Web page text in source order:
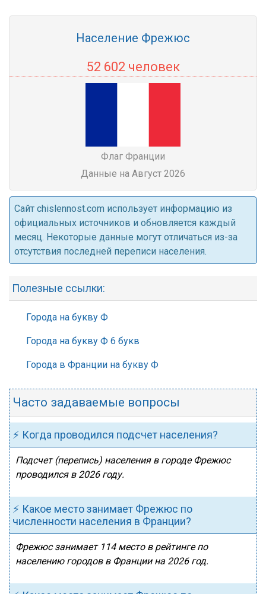
Население Фрежюс
52 602 человек
Флаг Франции
Данные на Август 2026
Cайт chislennost.com использует информацию из
официальных источников и обновляется каждый
месяц. Некоторые данные могут отличаться из-за
отсутствия последней переписи населения.
Полезные ссылки:
Города на букву Ф
Города на букву Ф 6 букв
Города в Франции на букву Ф
Часто задаваемые вопросы
⚡ Когда проводился подсчет населения?
Подсчет (перепись) населения в городе Фрежюс
проводился в 2026 году.
⚡ Какое место занимает Фрежюс по
численности населения в Франции?
Фрежюс занимает 114 место в рейтинге по
населению городов в Франции на 2026 год.